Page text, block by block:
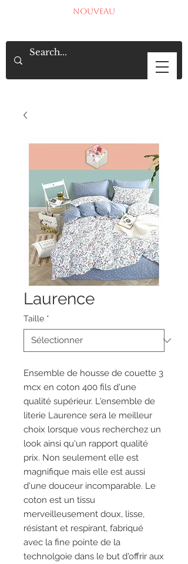
NOUVEAU
Laurence
Taille *
Ensemble de housse de couette 3
mcx en coton 400 fils d'une
qualité supérieur. L'ensemble de
literie Laurence sera le meilleur
choix lorsque vous recherchez un
look ainsi qu'un rapport qualité
prix. Non seulement elle est
magnifique mais elle est aussi
d'une douceur incomparable. Le
coton est un tissu
merveilleusement doux, lisse,
résistant et respirant, fabriqué
avec la fine pointe de la
technolgoie dans le but d'offrir aux